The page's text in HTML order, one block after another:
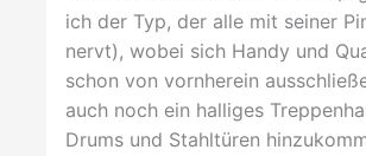
ich der Typ, der alle mit seiner
nervt), wobei sich Handy und
schon von vornherein
auch noch ein halliges
Drums und Stahltüren